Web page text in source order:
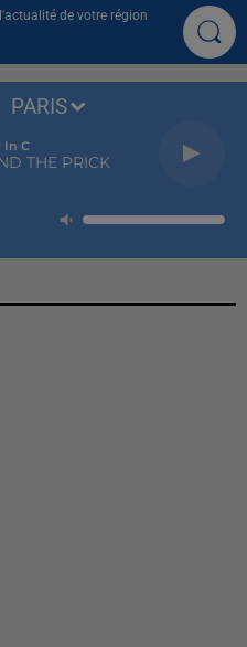
de votre région
In C
THE PRICK
PARIS